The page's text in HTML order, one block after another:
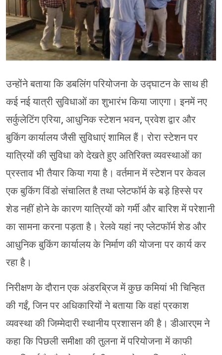
उन्होंने बताया कि डबलिंग परियोजना के उद्घाटन के साथ ही
कई नई यात्री सुविधाओं का शुभारंभ किया जाएगा। इनमें नए
सर्कुलेटिंग एरिया, आधुनिक स्टेशन भवन, प्रवेश द्वार और
बुकिंग कार्यालय जैसी सुविधाएं शामिल हैं। रोरा स्टेशन पर
यात्रियों की सुविधा को देखते हुए अतिरिक्त व्यवस्थाओं का
प्रस्ताव भी तैयार किया गया है। वर्तमान में स्टेशन पर केवल
एक बुकिंग विंडो संचालित है तथा प्लेटफॉर्म के बड़े हिस्से पर
शेड नहीं होने के कारण यात्रियों को गर्मी और बारिश में परेशानी
का सामना करना पड़ता है। रेलवे यहां नए प्लेटफॉर्म शेड और
आधुनिक बुकिंग कार्यालय के निर्माण की योजना पर कार्य कर
रहा है।
निरीक्षण के दौरान एक अंडरब्रिज में कुछ कमियां भी चिन्हित
की गईं, जिन पर अधिकारियों ने बताया कि वहां प्रकाश
व्यवस्था की जिम्मेदारी स्थानीय प्रशासन की है। डीआरएम ने
कहा कि पिछली समीक्षा की तुलना में परियोजना में काफी